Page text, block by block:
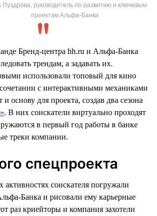
Пуздрова, руководитель по развитию и ключевым
проектам Альфа-Банка
Бренд-центра hh.ru и Альфа-Банка
трендам, а задавать их.
использовали топовый для кино
с интерактивными механиками
основу для проекта, создав два сезона
. В них соискатели виртуально проходят
в первый год работы в банке
треки компании.
спецпроекта
соискателя погружали
Банка и рисовали ему карьерные
раз криейторы и компания захотели